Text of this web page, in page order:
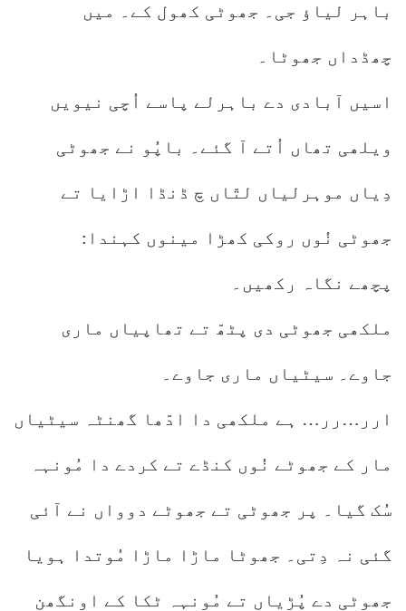
باہر لیاؤ جی۔ جھوٹی کھول کے۔ میں
چھڈداں جھوٹا۔
اسیں آبادی دے باہرلے پاسے اُچی نیویں
ویلھی تھاں اُتے آ گئے۔ باپُو نے جھوٹی
دِیاں موہرلیاں لتّاں چ ڈنڈا اڑایا تے
جھوٹی نُوں روکی کھڑا مینوں کہندا:
پچھے نگاہ رکھیں۔
ملکھی جھوٹی دی پٹھّ تے تھاپیاں ماری
جاوے۔ سیٹیاں ماری جاوے۔
ارر…رر… ہے ملکھی دا ادّھا گھنٹہ سیٹیاں
مار کے جھوٹے نُوں کنڈے تے کردے دا مُونہہ
سُک گیا۔ پر جھوٹی تے جھوٹے دوواں نے آئی
گئی نہ دِتی۔ جھوٹا ماڑا ماڑا مُوتدا ہویا
جھوٹی دے پُڑیاں تے مُونہہ ٹکا کے اونگھن